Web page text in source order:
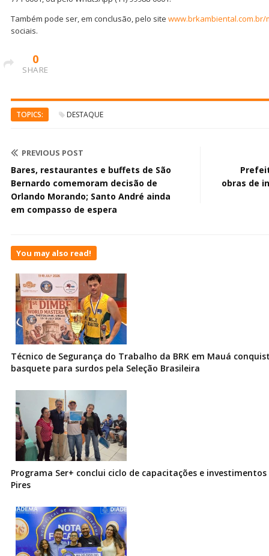
Também pode ser, em conclusão, pelo site www.brkambiental.com.br/
sociais.
0
SHARE
TOPICS: DESTAQUE
PREVIOUS POST
Bares, restaurantes e buffets de São
Bernardo comemoram decisão de
Orlando Morando; Santo André ainda
em compasso de espera
obras de
You may also read!
Técnico de Segurança do Trabalho da BRK em Mauá
basquete para surdos pela Seleção Brasileira
Programa Ser+ conclui ciclo de capacitações e
Pires